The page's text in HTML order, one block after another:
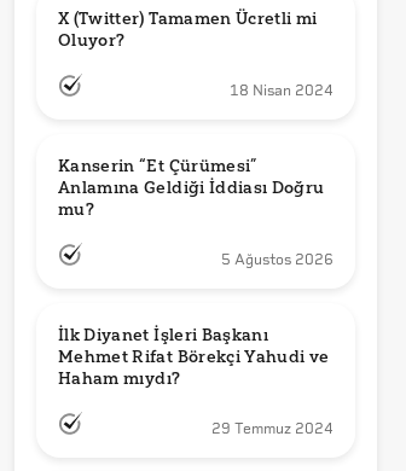
X (Twitter) Tamamen Ücretli mi
Oluyor?
18 Nisan 2024
Kanserin “Et Çürümesi”
Anlamına Geldiği İddiası Doğru
mu?
5 Ağustos 2026
İlk Diyanet İşleri Başkanı
Mehmet Rifat Börekçi Yahudi ve
Haham mıydı?
29 Temmuz 2024